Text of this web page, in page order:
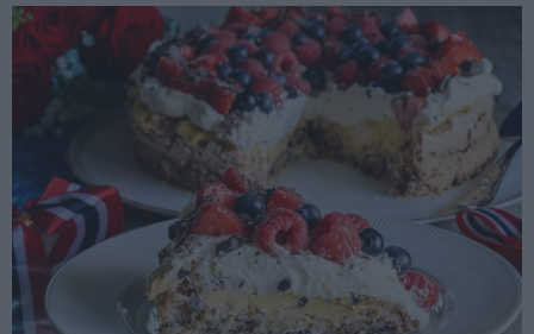
Hopp
hovedinnhold